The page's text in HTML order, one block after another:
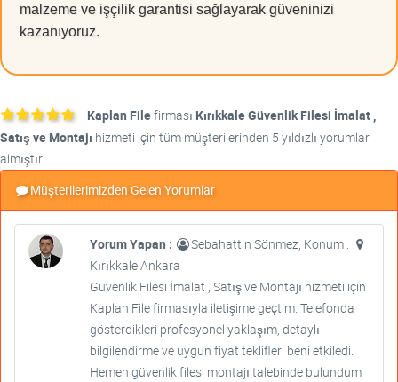
malzeme ve işçilik garantisi sağlayarak güveninizi
kazanıyoruz.
Kaplan Filefirması Kırıkkale Güvenlik Filesi İmalat ,
Satış ve Montajı hizmeti için tüm müşterilerinden 5 yıldızlı yorumlar
almıştır.
Müşterilerimizden Gelen Yorumlar
Yorum Yapan :
Sebahattin Sönmez, Konum :
Kırıkkale Ankara
Güvenlik Filesi İmalat , Satış ve Montajı hizmeti için
Kaplan File firmasıyla iletişime geçtim. Telefonda
gösterdikleri profesyonel yaklaşım, detaylı
bilgilendirme ve uygun fiyat teklifleri beni etkiledi.
Hemen güvenlik filesi montajı talebinde bulundum